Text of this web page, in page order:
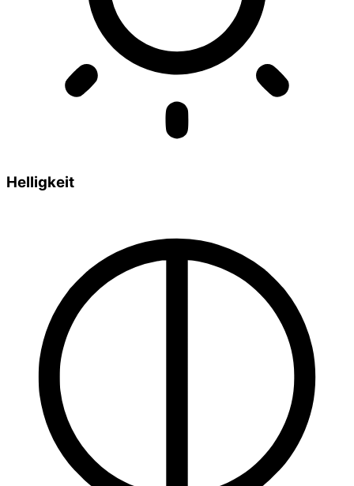
Helligkeit